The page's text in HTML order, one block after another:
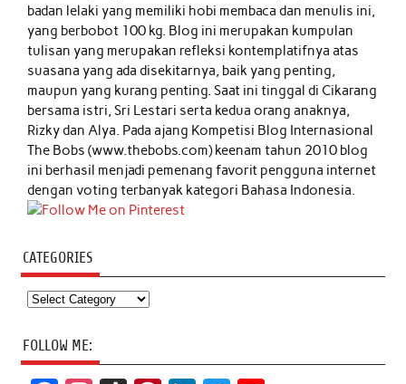
badan lelaki yang memiliki hobi membaca dan menulis ini,
yang berbobot 100 kg. Blog ini merupakan kumpulan
tulisan yang merupakan refleksi kontemplatifnya atas
suasana yang ada disekitarnya, baik yang penting,
maupun yang kurang penting. Saat ini tinggal di Cikarang
bersama istri, Sri Lestari serta kedua orang anaknya,
Rizky dan Alya. Pada ajang Kompetisi Blog Internasional
The Bobs (www.thebobs.com) keenam tahun 2010 blog
ini berhasil menjadi pemenang favorit pengguna internet
dengan voting terbanyak kategori Bahasa Indonesia.
CATEGORIES
Categories
FOLLOW ME: